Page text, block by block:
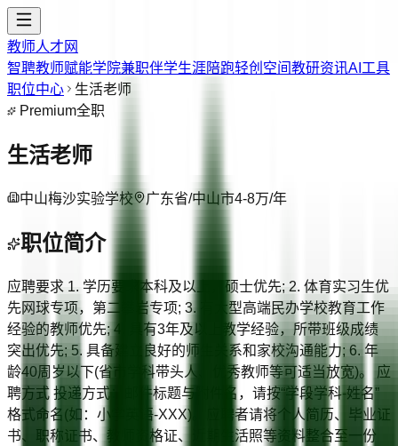
教师人才网
智聘教师赋能学院兼职伴学生涯陪跑轻创空间教研资讯AI工具
职位中心
生活老师
Premium全职
生活老师
中山梅沙实验学校 广东省/中山市4-8万/年
职位简介
应聘要求 1. 学历要求本科及以上，硕士优先; 2. 体育实习生优
先网球专项，第二攀岩专项; 3. 有大型高端民办学校教育工作
经验的教师优先; 4. 具有3年及以上教学经验，所带班级成绩
突出优先; 5. 具备建立良好的师生关系和家校沟通能力; 6. 年
龄40周岁以下(省市学科带头人、优秀教师等可适当放宽)。 应
聘方式 投递方式：邮件标题与附件名，请按“学段学科-姓名”
格式命名(如：小学英语-XXX)。应聘者请将个人简历、毕业证
书、职称证书、教师资格证、近期生活照等资料整合至一份